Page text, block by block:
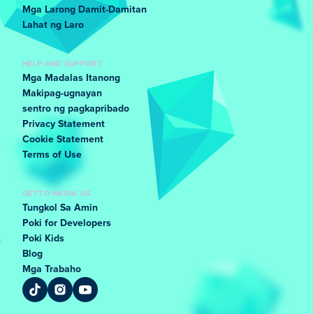
Mga Larong Damit-Damitan
Lahat ng Laro
HELP AND SUPPORT
Mga Madalas Itanong
Makipag-ugnayan
sentro ng pagkapribado
Privacy Statement
Cookie Statement
Terms of Use
GET TO KNOW US
Tungkol Sa Amin
Poki for Developers
Poki Kids
Blog
Mga Trabaho